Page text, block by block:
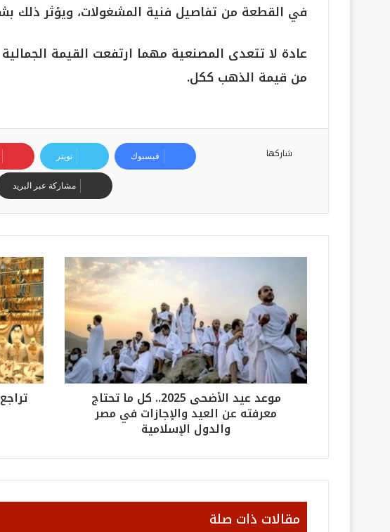
في القطعة من تفاصيل فنية المشغولات، ويؤثر ذلك
من قيمة الذهب ككل.
شاركها فيسبوك تويتر
مشاركة عبر البريد
موعد عيد الأضحى 2025.. كل ما تحتاج
معرفته عن العيد والإجازات في مصر
والدول الإسلامية
مقالات ذات صلة